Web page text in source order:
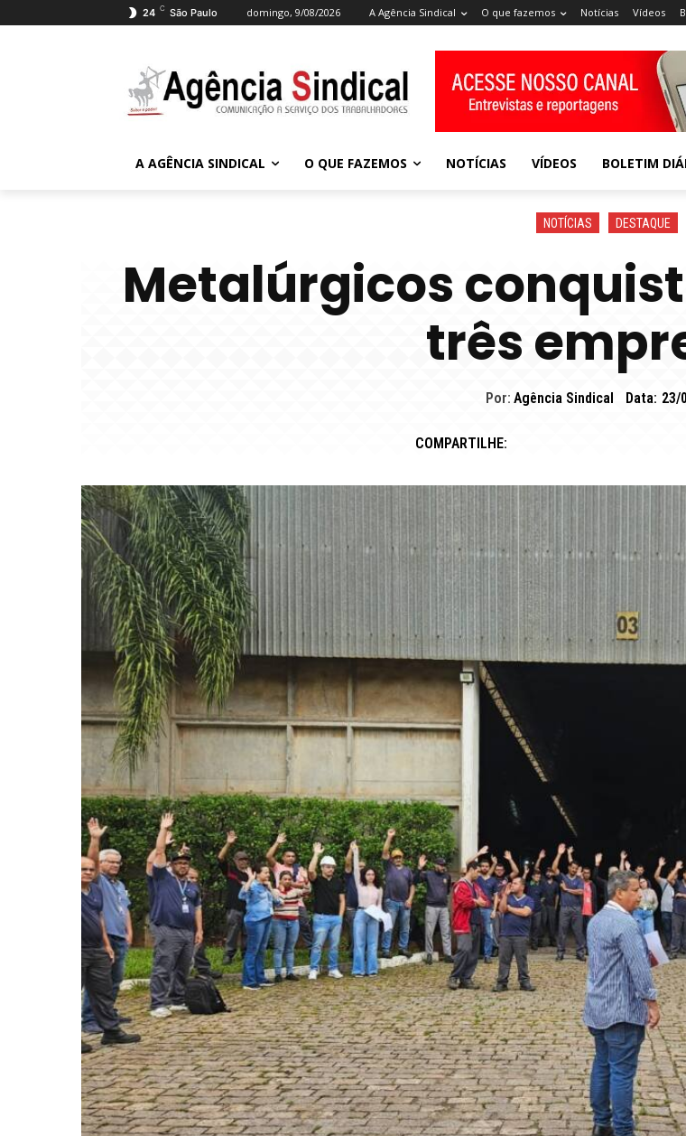
24 C São Paulo domingo, 9/08/2026 A Agência Sindical O que fazemos Notícias Vídeos
A AGÊNCIA SINDICAL O QUE FAZEMOS NOTÍCIAS VÍDEOS BOLETIM
NOTÍCIAS DESTAQUE
Metalúrgicos
três
Por: Agência Sindical Data: 23/
COMPARTILHE: